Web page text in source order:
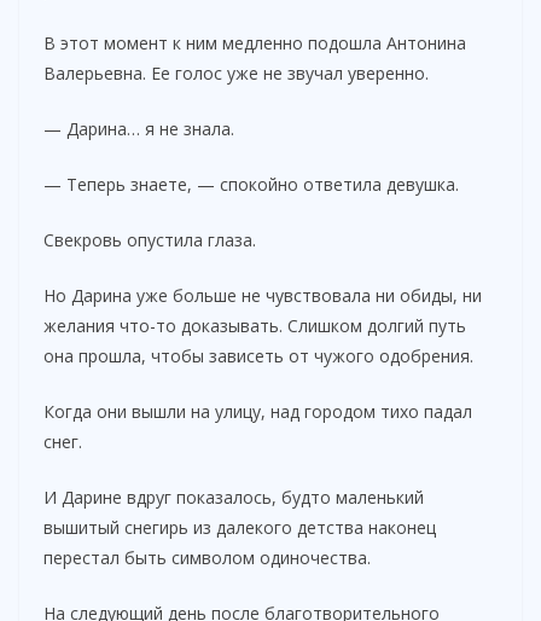
В этот момент к ним медленно подошла Антонина
Валерьевна. Ее голос уже не звучал уверенно.
— Дарина… я не знала.
— Теперь знаете, — спокойно ответила девушка.
Свекровь опустила глаза.
Но Дарина уже больше не чувствовала ни обиды, ни
желания что-то доказывать. Слишком долгий путь
она прошла, чтобы зависеть от чужого одобрения.
Когда они вышли на улицу, над городом тихо падал
снег.
И Дарине вдруг показалось, будто маленький
вышитый снегирь из далекого детства наконец
перестал быть символом одиночества.
На следующий день после благотворительного